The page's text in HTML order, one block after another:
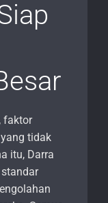
faktor
tidak
itu, Darra